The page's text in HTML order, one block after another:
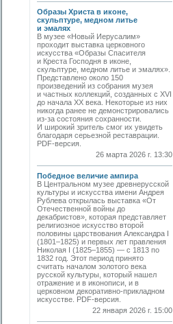
Образы Христа в иконе,
скульптуре, медном литье
и эмалях
В музее «Новый Иерусалим»
проходит выставка церковного
искусства «Образы Спасителя
и Креста Господня в иконе,
скульптуре, медном литье и эмалях».
Представлено около 150
произведений из собрания музея
и частных коллекций, созданных с XVI
до начала XX века. Некоторые из них
никогда ранее не демонстрировались
из-за состояния сохранности.
И широкий зритель смог их увидеть
благодаря серьезной реставрации.
PDF-версия.
26 марта 2026 г. 13:30
Победное величие ампира
В Центральном музее древнерусской
культуры и искусства имени Андрея
Рублева открылась выставка «От
Отечественной войны до
декабристов», которая представляет
религиозное искусство второй
половины царствования Александра I
(1801–1825) и первых лет правления
Николая I (1825–1855) — с 1813 по
1832 год. Этот период принято
считать началом золотого века
русской культуры, который нашел
отражение и в иконописи, и в
церковном декоративно-прикладном
искусстве. PDF-версия.
22 января 2026 г. 15:00